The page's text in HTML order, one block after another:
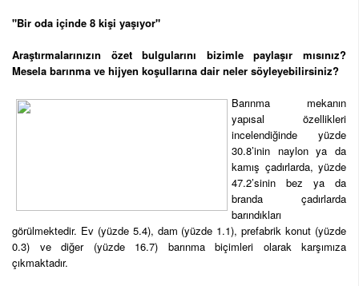
"Bir oda içinde 8 kişi yaşıyor"
Araştırmalarınızın özet bulgularını bizimle paylaşır mısınız?
Mesela barınma ve hijyen koşullarına dair neler söyleyebilirsiniz?
Barınma mekanın
yapısal özellikleri
incelendiğinde yüzde
30.8’inin naylon ya da
kamış çadırlarda, yüzde
47.2’sinin bez ya da
branda çadırlarda
barındıkları
görülmektedir. Ev (yüzde 5.4), dam (yüzde 1.1), prefabrik konut (yüzde
0.3) ve diğer (yüzde 16.7) barınma biçimleri olarak karşımıza
çıkmaktadır.